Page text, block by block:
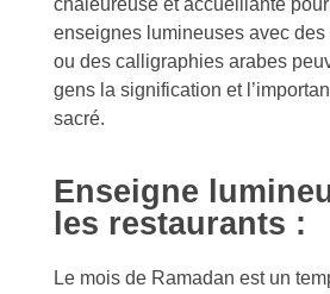
enseignes lumineuses avec des
ou des calligraphies arabes
gens la signification et
sacré.
Enseigne
les restaurants :
Le mois de Ramadan est un